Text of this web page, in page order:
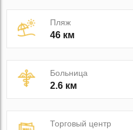
Пляж
46 км
Больница
2.6 км
Торговый центр